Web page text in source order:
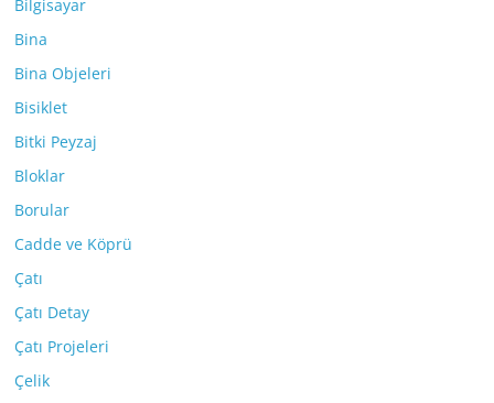
Bilgisayar
Bina
Bina Objeleri
Bisiklet
Bitki Peyzaj
Bloklar
Borular
Cadde ve Köprü
Çatı
Çatı Detay
Çatı Projeleri
Çelik